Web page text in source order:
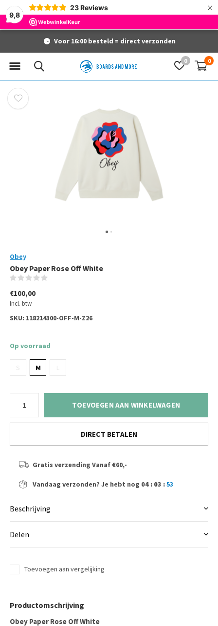
9,8
23 Reviews ×
0 0
Voor 16:00 besteld = direct verzonden
Obey
Obey Paper Rose Off White
€100,00
Incl. btw
SKU: 118214300-OFF-M-Z26
Op voorraad
S M L
TOEVOEGEN AAN WINKELWAGEN
DIRECT BETALEN
Gratis verzending Vanaf €60,-
Vandaag verzonden? Je hebt nog 04 : 03 :53
Beschrijving
Delen
Toevoegen aan vergelijking
Productomschrijving
Obey Paper Rose Off White